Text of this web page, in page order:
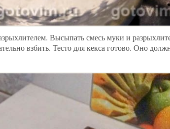
Высыпать смесь муки и
взбить. Тесто для кекса готово. Оно